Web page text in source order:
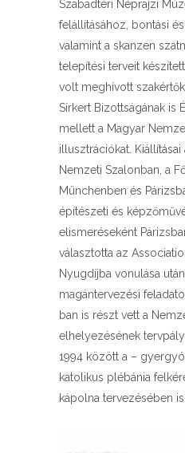
Szabadtéri Néprajzi
felállításához, bontási
valamint a skanzen
telepítési terveit
volt meghívott
Sírkert Bizottságának is
mellett a Magyar
illusztrációkat. Kiállításai
Nemzeti Szalonban, a
Münchenben és
építészeti és
elismeréseként
választotta az
Nyugdíjba vonulása
magántervezési
ban is részt vett a
elhelyezésének
1994 között a –
katolikus plébánia
kápolna tervezésében is.